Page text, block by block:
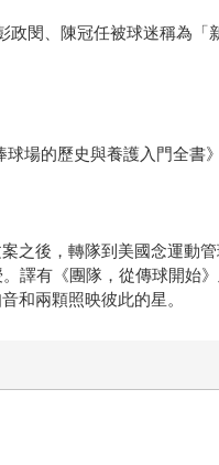
閔、陳冠任被球迷稱為「
場的歷史與養護入門全書》
之後，轉隊到美國念運動
譯有《團隊，從傳球開始
和兩顆照映彼此的星。